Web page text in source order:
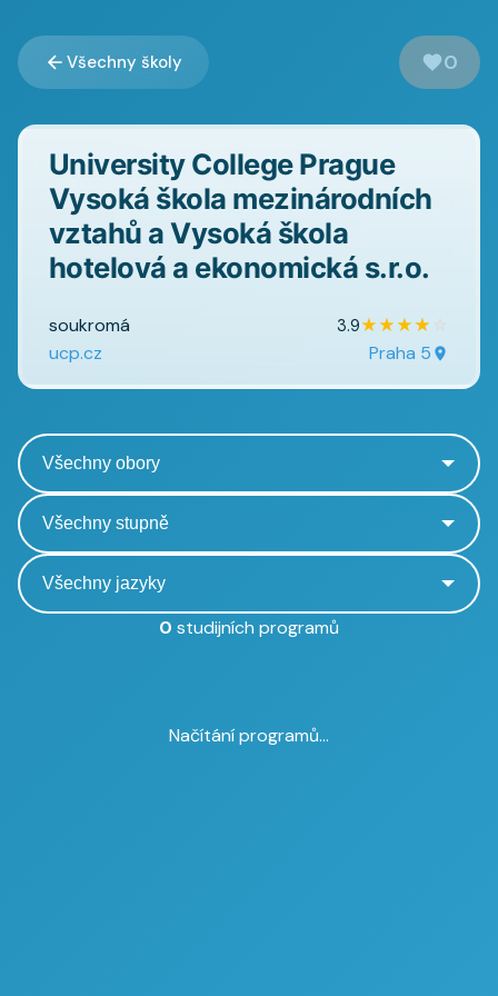
Všechny školy 0
University College Prague
Vysoká škola mezinárodních
vztahů a Vysoká škola
hotelová a ekonomická s.r.o.
soukromá 3.9★★★★
ucp.cz Praha 5
0 studijních programů
Načítání programů...